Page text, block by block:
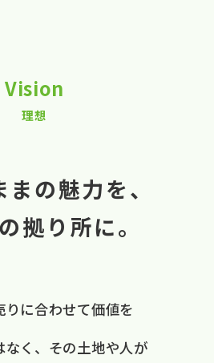
Vision
理想
の魅力を、
拠り所に。
りに​合わせて​価値を​
く、 ​その​土地や​人が​